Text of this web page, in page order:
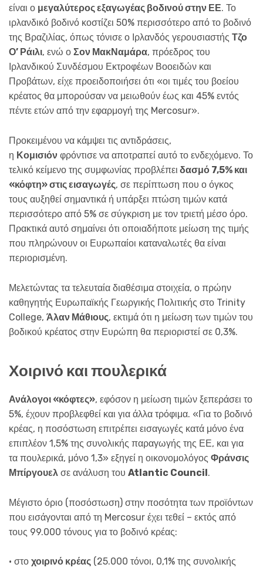
είναι ο μεγαλύτερος εξαγωγέας βοδινού στην ΕΕ. Το
ιρλανδικό βοδινό κοστίζει 50% περισσότερο από το βοδινό
της Βραζιλίας, όπως τόνισε ο Ιρλανδός γερουσιαστής Τζο
Ο’ Ράιλι, ενώ ο Σον ΜακΝαμάρα, πρόεδρος του
Ιρλανδικού Συνδέσμου Εκτροφέων Βοοειδών και
Προβάτων, είχε προειδοποιήσει ότι «οι τιμές του βοείου
κρέατος θα μπορούσαν να μειωθούν έως και 45% εντός
πέντε ετών από την εφαρμογή της Mercosur».
Προκειμένου να κάμψει τις αντιδράσεις,
η Κομισιόν φρόντισε να αποτραπεί αυτό το ενδεχόμενο. Το
τελικό κείμενο της συμφωνίας προβλέπει δασμό 7,5% και
«κόφτη» στις εισαγωγές, σε περίπτωση που ο όγκος
τους αυξηθεί σημαντικά ή υπάρξει πτώση τιμών κατά
περισσότερο από 5% σε σύγκριση με τον τριετή μέσο όρο.
Πρακτικά αυτό σημαίνει ότι οποιαδήποτε μείωση της τιμής
που πληρώνουν οι Ευρωπαίοι καταναλωτές θα είναι
περιορισμένη.
Μελετώντας τα τελευταία διαθέσιμα στοιχεία, ο πρώην
καθηγητής Ευρωπαϊκής Γεωργικής Πολιτικής στο Trinity
College, Άλαν Μάθιους, εκτιμά ότι η μείωση των τιμών του
βοδικού κρέατος στην Ευρώπη θα περιοριστεί σε 0,3%.
Χοιρινό και πουλερικά
Ανάλογοι «κόφτες», εφόσον η μείωση τιμών ξεπεράσει το
5%, έχουν προβλεφθεί και για άλλα τρόφιμα. «Για το βοδινό
κρέας, η ποσόστωση επιτρέπει εισαγωγές κατά μόνο ένα
επιπλέον 1,5% της συνολικής παραγωγής της ΕΕ, και για
τα πουλερικά, μόνο 1,3» εξηγεί η οικονομολόγος Φράνσις
Μπίργουελ σε ανάλυση του Atlantic Council .
Μέγιστο όριο (ποσόστωση) στην ποσότητα των προϊόντων
που εισάγονται από τη Mercosur έχει τεθεί – εκτός από
τους 99.000 τόνους για το βοδινό κρέας:
• στο χοιρινό κρέας (25.000 τόνοι, 0,1% της συνολικής